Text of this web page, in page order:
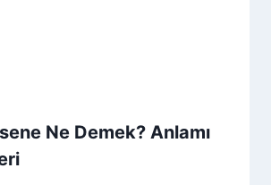
Ne Demek? Anlamı